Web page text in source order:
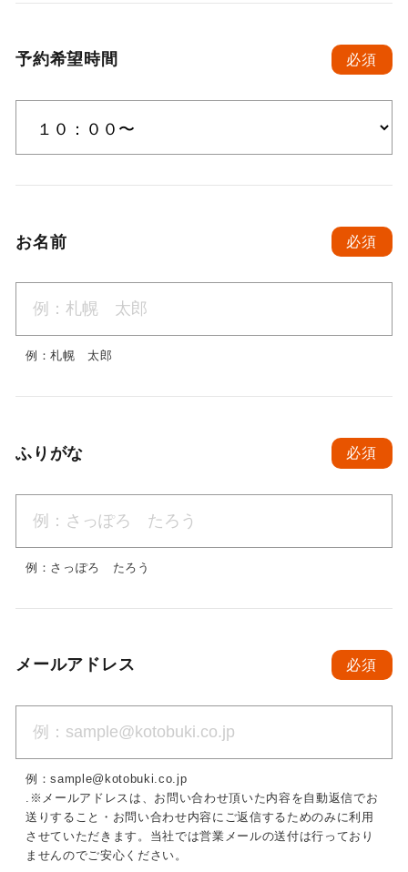
予約希望時間 必須
お名前 必須
例：札幌 太郎
ふりがな 必須
例：さっぽろ たろう
メールアドレス 必須
例：sample@kotobuki.co.jp
.※メールアドレスは、お問い合わせ頂いた内容を自動返信でお
送りすること・お問い合わせ内容にご返信するためのみに利用
させていただきます。当社では営業メールの送付は行っており
ませんのでご安心ください。